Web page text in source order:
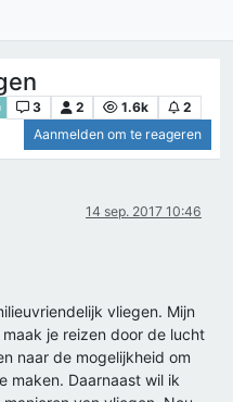
3 2 1.6k
2
Aanmelden om te reageren
14 sep. 2017 10:46
vliegen. Mijn
je reizen door de lucht
naar de mogelijkheid om
maken. Daarnaast wil ik